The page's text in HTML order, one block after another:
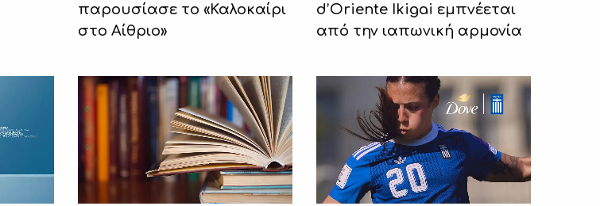
παρουσίασε το «Καλοκαίρι
στο Αίθριο»
d’Oriente Ikigai εμπνέεται
από την ιαπωνική αρμονία